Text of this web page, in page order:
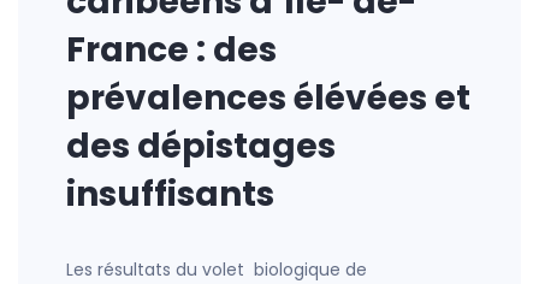
France : des
prévalences élévées et
des dépistages
insuffisants
Les résultats du volet biologique de